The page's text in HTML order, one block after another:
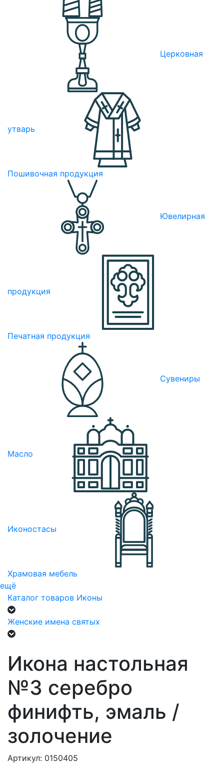
Церковная
утварь
Пошивочная продукция
Ювелирная
продукция
Печатная продукция
Сувениры
Масло
Иконостасы
Храмовая мебель
ещё
Каталог товаров Иконы
Женские имена святых
Икона настольная
№3 серебро
финифть, эмаль /
золочение
Артикул: 0150405